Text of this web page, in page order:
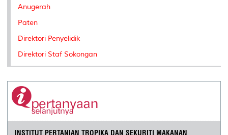
Anugerah
Paten
Direktori Penyelidik
Direktori Staf Sokongan